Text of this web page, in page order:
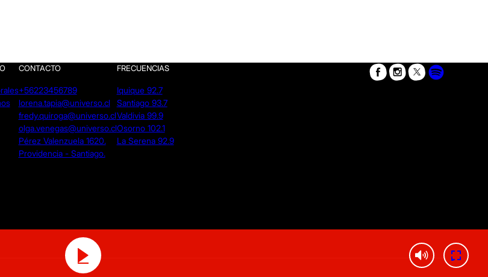
CONTACTO
+56223456789
lorena.tapia@universo.cl
fredy.quiroga@universo.cl
olga.venegas@universo.cl
Pérez Valenzuela 1620.
Providencia - Santiago.
FRECUENCIAS
Iquique 92.7
Santiago 93.7
Valdivia 99.9
Osorno 102.1
La Serena 92.9